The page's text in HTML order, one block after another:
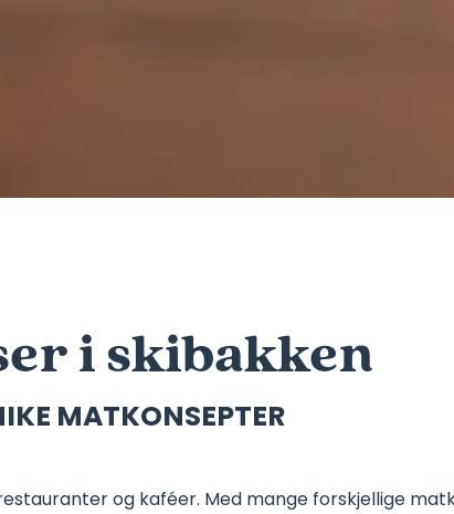
i skibakken
MATKONSEPTER
og kaféer. Med mange forskjellige